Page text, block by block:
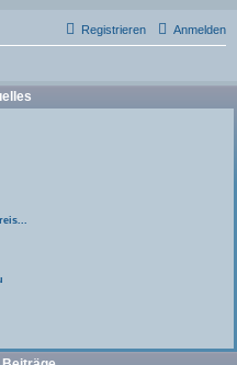
Anmelden
Registrieren